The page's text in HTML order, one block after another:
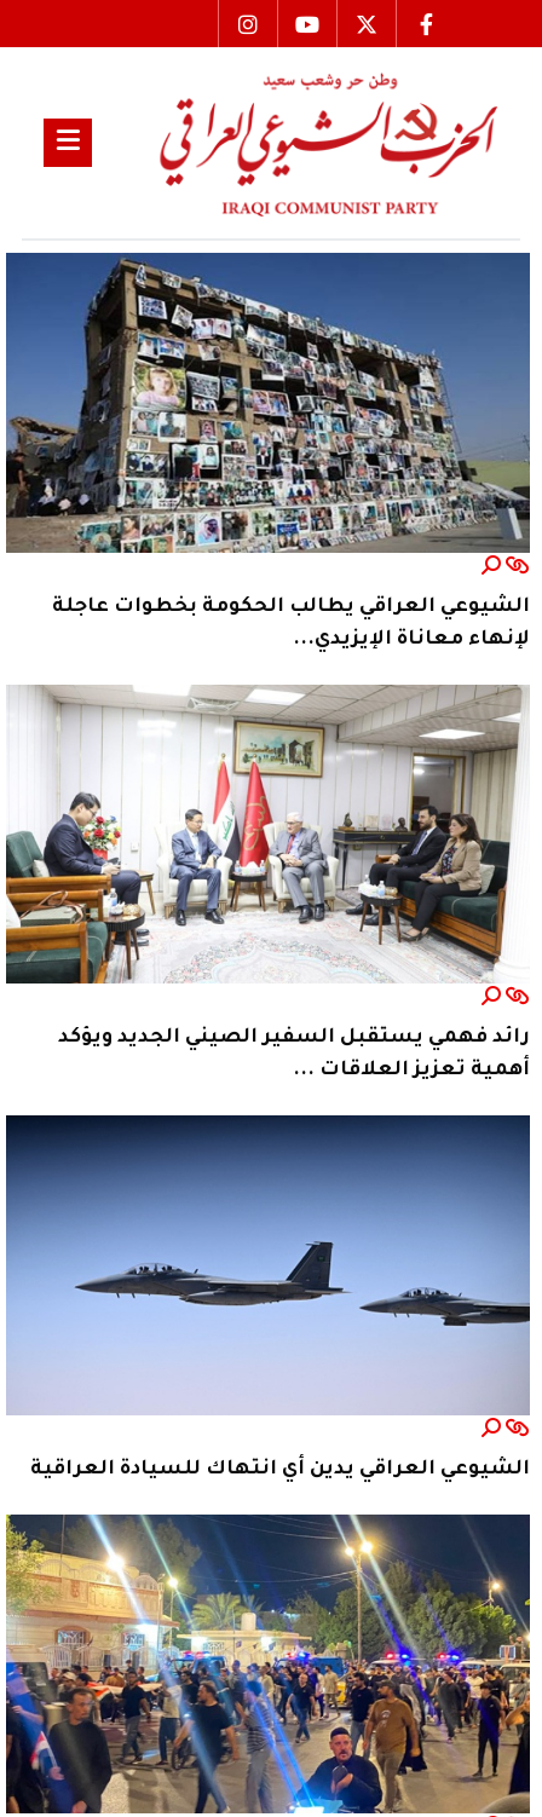
الشيوعي العراقي يطالب الحكومة بخطوات عاجلة
لإنهاء معاناة الإيزيدي...
رائد فهمي يستقبل السفير الصيني الجديد ويؤكد
أهمية تعزيز العلاقات ...
الشيوعي العراقي يدين أي انتهاك للسيادة العراقية